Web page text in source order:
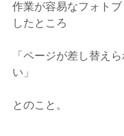
作業が容易なフォト
したところ
「ページが差し替え
い」
とのこと。